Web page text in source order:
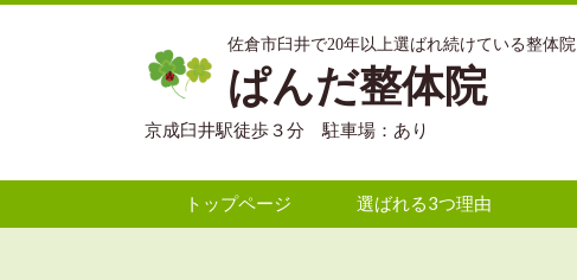
佐倉市臼井で20年以上選ばれ続けている整体院
ぱんだ整体院
京成臼井駅徒歩３分 駐車場：あり
トップページ 選ばれる3つ理由